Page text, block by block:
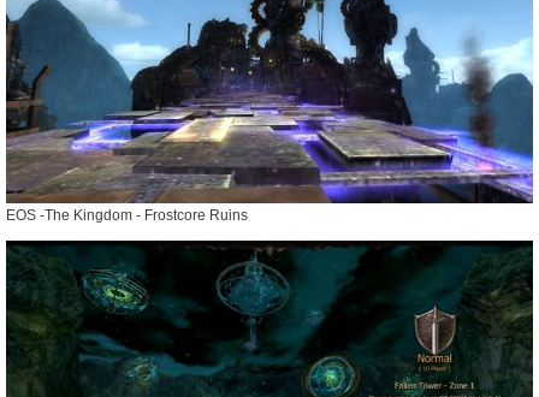
EOS -The Kingdom - Frostcore Ruins